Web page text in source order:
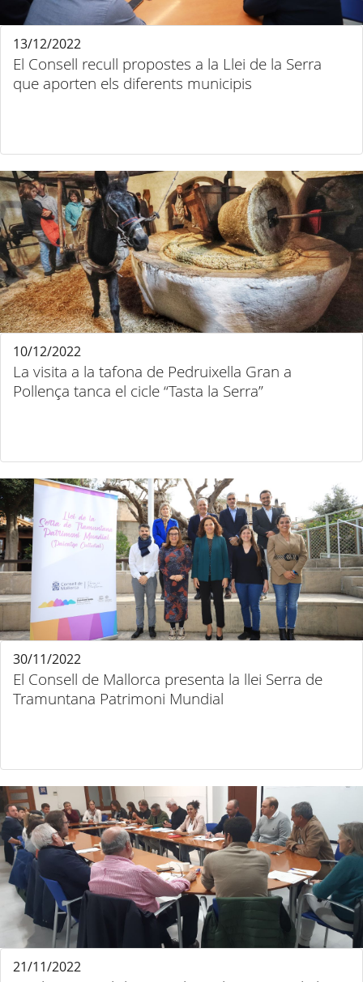
El Consell recull propostes a la Llei de la Serra
que aporten els diferents municipis
13/12/2022
La visita a la tafona de Pedruixella Gran a
Pollença tanca el cicle “Tasta la Serra”
10/12/2022
El Consell de Mallorca presenta la llei Serra de
Tramuntana Patrimoni Mundial
30/11/2022
21/11/2022